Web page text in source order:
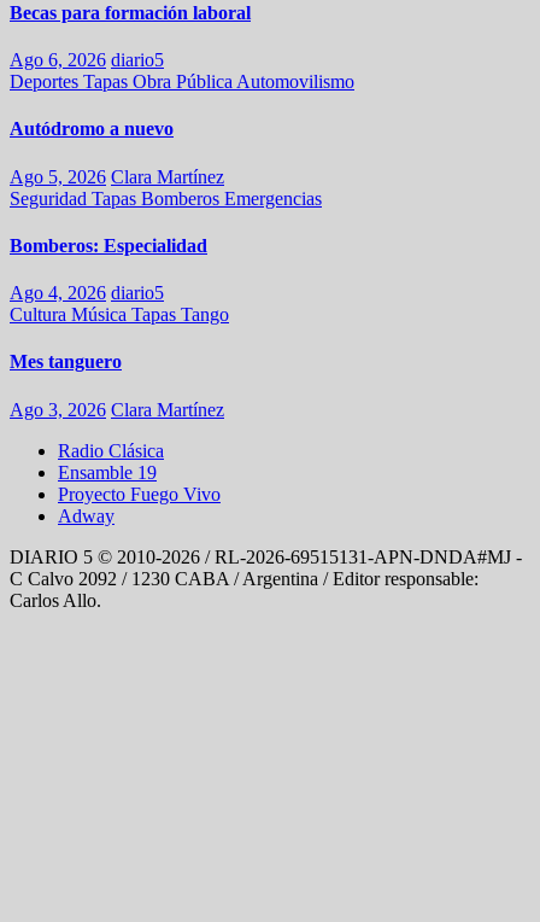
Becas para formación laboral
Ago 6, 2026 diario5
Deportes Tapas Obra Pública Automovilismo
Autódromo a nuevo
Ago 5, 2026 Clara Martínez
Seguridad Tapas Bomberos Emergencias
Bomberos: Especialidad
Ago 4, 2026 diario5
Cultura Música Tapas Tango
Mes tanguero
Ago 3, 2026 Clara Martínez
Radio Clásica
Ensamble 19
Proyecto Fuego Vivo
Adway
DIARIO 5 © 2010-2026 / RL-2026-69515131-APN-DNDA#MJ -
C Calvo 2092 / 1230 CABA / Argentina / Editor responsable:
Carlos Allo.